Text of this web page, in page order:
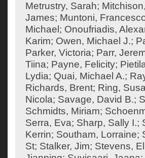
Metrustry, Sarah;
James; Muntoni,
Michael ; Onoufriadis,
Karim; Owen, Michael J.;
Parker, Victoria; Parr,
Tiina; Payne, Felicity;
Lydia; Quai, Michael A.;
Richards, Brent; Ring,
Nicola; Savage, David B.;
Schmidts, Miriam;
Serra, Eva; Sharp, Sally I.;
Kerrin; Southam, Lorraine;
St; Stalker, Jim; Stevens,